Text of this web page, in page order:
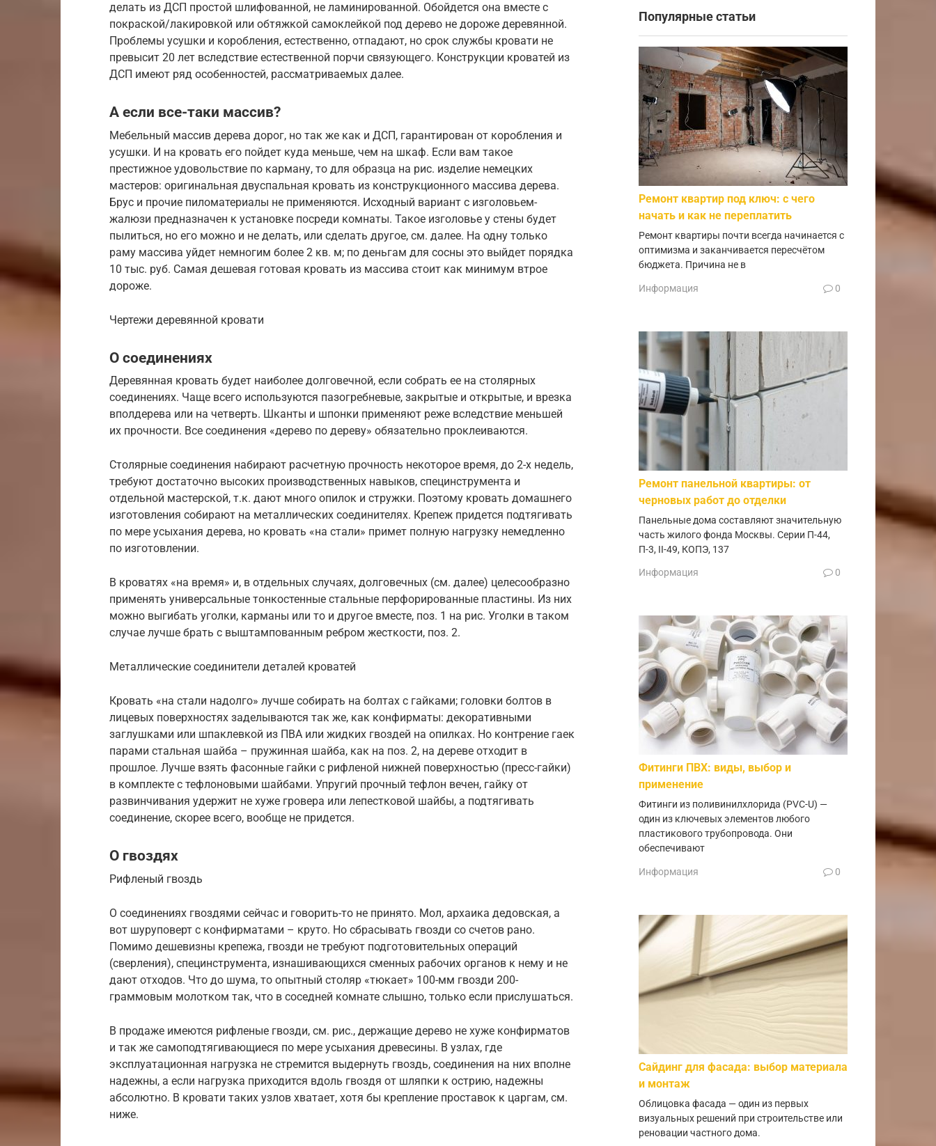
делать из ДСП простой шлифованной, не ламинированной. Обойдется она вместе с
покраской/лакировкой или обтяжкой самоклейкой под дерево не дороже деревянной.
Проблемы усушки и коробления, естественно, отпадают, но срок службы кровати не
превысит 20 лет вследствие естественной порчи связующего. Конструкции кроватей из
ДСП имеют ряд особенностей, рассматриваемых далее.
А если все-таки массив?
Мебельный массив дерева дорог, но так же как и ДСП, гарантирован от коробления и
усушки. И на кровать его пойдет куда меньше, чем на шкаф. Если вам такое
престижное удовольствие по карману, то для образца на рис. изделие немецких
мастеров: оригинальная двуспальная кровать из конструкционного массива дерева.
Брус и прочие пиломатериалы не применяются. Исходный вариант с изголовьем-
жалюзи предназначен к установке посреди комнаты. Такое изголовье у стены будет
пылиться, но его можно и не делать, или сделать другое, см. далее. На одну только
раму массива уйдет немногим более 2 кв. м; по деньгам для сосны это выйдет порядка
10 тыс. руб. Самая дешевая готовая кровать из массива стоит как минимум втрое
дороже.
Чертежи деревянной кровати
О соединениях
Деревянная кровать будет наиболее долговечной, если собрать ее на столярных
соединениях. Чаще всего используются пазогребневые, закрытые и открытые, и врезка
вполдерева или на четверть. Шканты и шпонки применяют реже вследствие меньшей
их прочности. Все соединения «дерево по дереву» обязательно проклеиваются.
Столярные соединения набирают расчетную прочность некоторое время, до 2-х недель,
требуют достаточно высоких производственных навыков, специнструмента и
отдельной мастерской, т.к. дают много опилок и стружки. Поэтому кровать домашнего
изготовления собирают на металлических соединителях. Крепеж придется подтягивать
по мере усыхания дерева, но кровать «на стали» примет полную нагрузку немедленно
по изготовлении.
В кроватях «на время» и, в отдельных случаях, долговечных (см. далее) целесообразно
применять универсальные тонкостенные стальные перфорированные пластины. Из них
можно выгибать уголки, карманы или то и другое вместе, поз. 1 на рис. Уголки в таком
случае лучше брать с выштампованным ребром жесткости, поз. 2.
Металлические соединители деталей кроватей
Кровать «на стали надолго» лучше собирать на болтах с гайками; головки болтов в
лицевых поверхностях заделываются так же, как конфирматы: декоративными
заглушками или шпаклевкой из ПВА или жидких гвоздей на опилках. Но контрение гаек
парами стальная шайба – пружинная шайба, как на поз. 2, на дереве отходит в
прошлое. Лучше взять фасонные гайки с рифленой нижней поверхностью (пресс-гайки)
в комплекте с тефлоновыми шайбами. Упругий прочный тефлон вечен, гайку от
развинчивания удержит не хуже гровера или лепестковой шайбы, а подтягивать
соединение, скорее всего, вообще не придется.
О гвоздях
Рифленый гвоздь
О соединениях гвоздями сейчас и говорить-то не принято. Мол, архаика дедовская, а
вот шуруповерт с конфирматами – круто. Но сбрасывать гвозди со счетов рано.
Помимо дешевизны крепежа, гвозди не требуют подготовительных операций
(сверления), специнструмента, изнашивающихся сменных рабочих органов к нему и не
дают отходов. Что до шума, то опытный столяр «тюкает» 100-мм гвозди 200-
граммовым молотком так, что в соседней комнате слышно, только если прислушаться.
В продаже имеются рифленые гвозди, см. рис., держащие дерево не хуже конфирматов
и так же самоподтягивающиеся по мере усыхания древесины. В узлах, где
эксплуатационная нагрузка не стремится выдернуть гвоздь, соединения на них вполне
надежны, а если нагрузка приходится вдоль гвоздя от шляпки к острию, надежны
абсолютно. В кровати таких узлов хватает, хотя бы крепление проставок к царгам, см.
ниже.
Популярные статьи
Ремонт квартир под ключ: с чего
начать и как не переплатить
Ремонт квартиры почти всегда начинается с
оптимизма и заканчивается пересчётом
бюджета. Причина не в
Информация 0
Ремонт панельной квартиры: от
черновых работ до отделки
Панельные дома составляют значительную
часть жилого фонда Москвы. Серии П-44,
П-3, II-49, КОПЭ, 137
Информация 0
Фитинги ПВХ: виды, выбор и
применение
Фитинги из поливинилхлорида (PVC-U) —
один из ключевых элементов любого
пластикового трубопровода. Они
обеспечивают
Информация 0
Сайдинг для фасада: выбор материала
и монтаж
Облицовка фасада — один из первых
визуальных решений при строительстве или
реновации частного дома.